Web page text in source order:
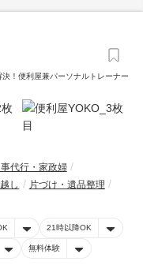
！便利屋兼パーソナルトレーナー
代行・家政婦
し
片づけ・遺品整理
21時以降OK
無料体験